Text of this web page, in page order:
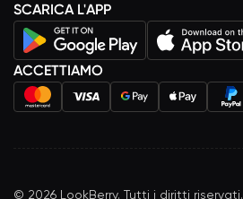
SCARICA L'APP
ACCETTIAMO
© 2026 LookBerry. Tutti i diritti riservati.